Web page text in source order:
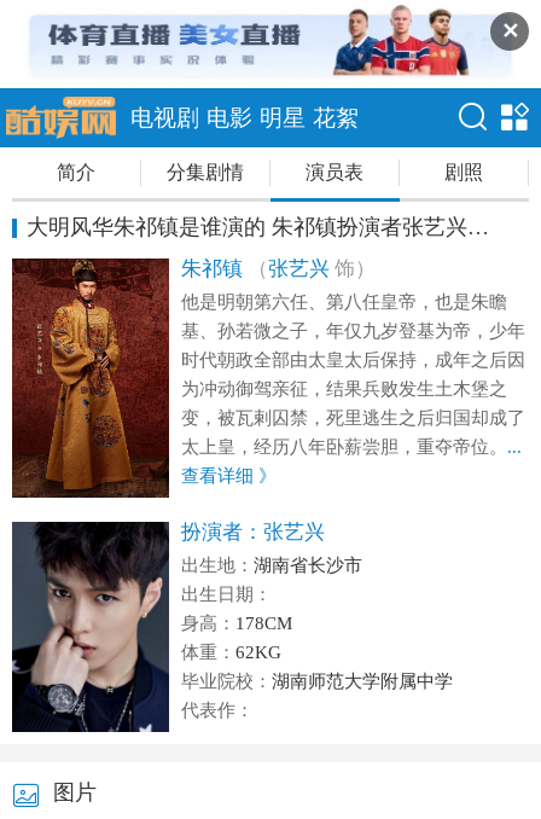
✕
电视剧 电影 明星 花絮
简介 分集剧情 演员表 剧照
大明风华朱祁镇是谁演的 朱祁镇扮演者张艺兴资料
朱祁镇 （张艺兴 饰）
他是明朝第六任、第八任皇帝，也是朱瞻
基、孙若微之子，年仅九岁登基为帝，少年
时代朝政全部由太皇太后保持，成年之后因
为冲动御驾亲征，结果兵败发生土木堡之
变，被瓦剌囚禁，死里逃生之后归国却成了
太上皇，经历八年卧薪尝胆，重夺帝位。 ...
查看详细 》
扮演者： 张艺兴
出生地： 湖南省长沙市
出生日期：
身高： 178CM
体重： 62KG
毕业院校： 湖南师范大学附属中学
代表作：
图片